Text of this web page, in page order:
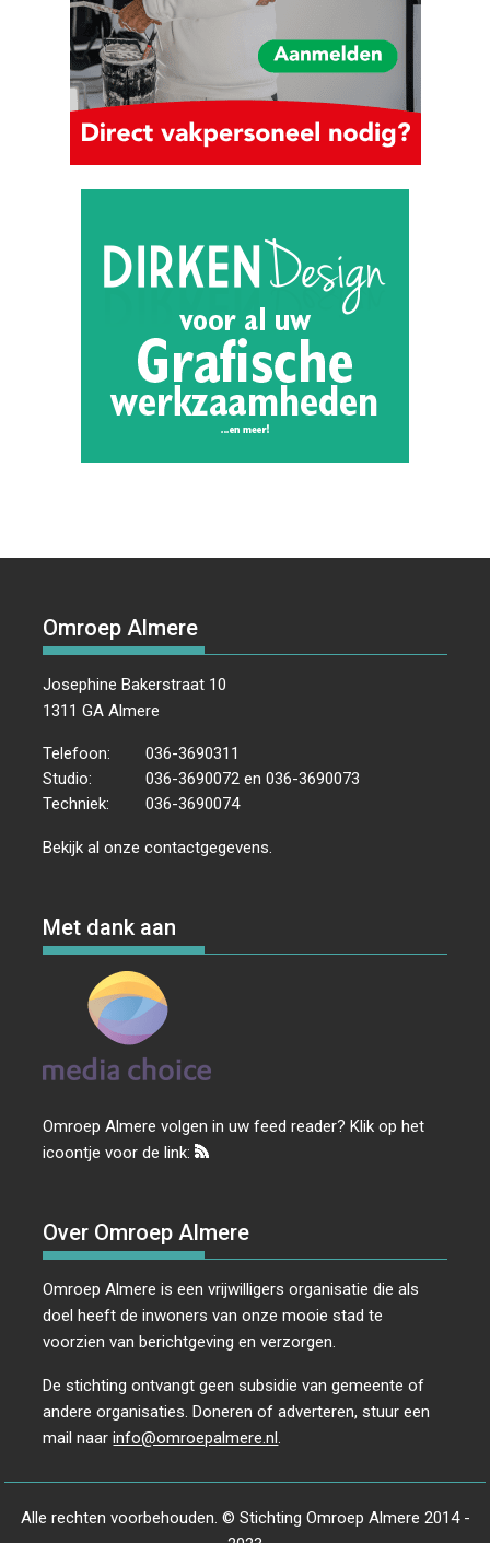
Omroep Almere
Josephine Bakerstraat 10
1311 GA Almere
Telefoon:
036-3690311
Studio:
036-3690072 en 036-3690073
Techniek:
036-3690074
Bekijk al onzecontactgegevens
Met dank aan
Omroep Almere volgen in uw feed reader? Klik op het
icoontje voor de link:
Over Omroep Almere
Omroep Almere is een vrijwilligers organisatie die als
doel heeft de inwoners van onze mooie stad te
voorzien van berichtgeving en verzorgen.
De stichting ontvangt geen subsidie van gemeente of
andere organisaties. Doneren of adverteren, stuur een
mail naarinfo@omroepalmere.nl.
Alle rechten voorbehouden. © Stichting Omroep Almere 2014 -